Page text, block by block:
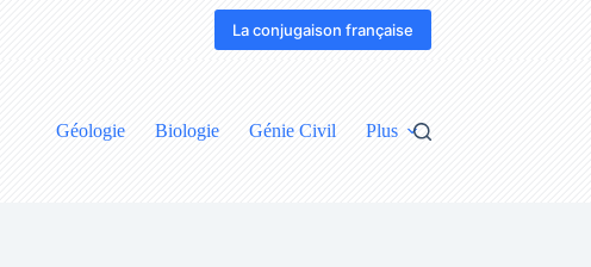
La conjugaison française
Géologie Biologie Génie Civil Plus